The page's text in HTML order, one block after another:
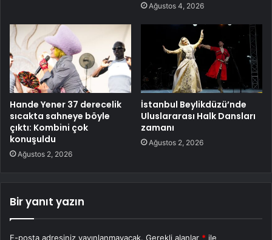
Ağustos 4, 2026
Hande Yener 37 derecelik
sıcakta sahneye böyle
çıktı: Kombini çok
konuşuldu
Ağustos 2, 2026
İstanbul Beylikdüzü’nde
Uluslararası Halk Dansları
zamanı
Ağustos 2, 2026
Bir yanıt yazın
E-posta adresiniz yayınlanmayacak. Gerekli alanlar * ile